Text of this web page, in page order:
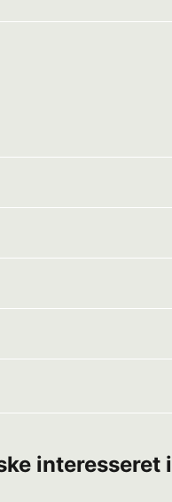
interesseret i